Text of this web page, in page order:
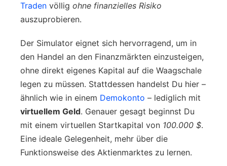
Traden völlig ohne finanzielles Risiko
auszuprobieren.
Der Simulator eignet sich hervorragend, um in
den Handel an den Finanzmärkten einzusteigen,
ohne direkt eigenes Kapital auf die Waagschale
legen zu müssen. Stattdessen handelst Du hier –
ähnlich wie in einem Demokonto – lediglich mit
virtuellem Geld. Genauer gesagt beginnst Du
mit einem virtuellen Startkapital von 100.000 $.
Eine ideale Gelegenheit, mehr über die
Funktionsweise des Aktienmarktes zu lernen.